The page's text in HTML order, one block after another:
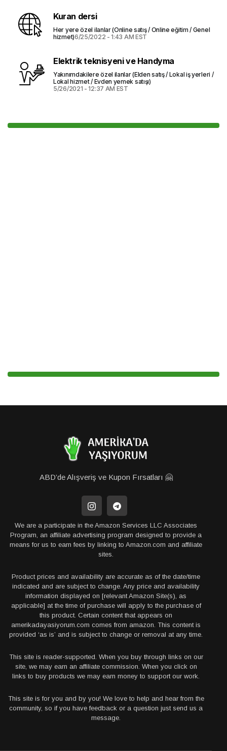
Kuran dersi
Her yere özel ilanlar (Online satış / Online eğitim / Genel
hizmet)6/25/2022 - 1:43 AM EST
Elektrik teknisyeni ve Handyma
Yakınımdakilere özel ilanlar (Elden satış / Lokal iş yerleri /
Lokal hizmet / Evden yemek satışı)
5/26/2021 - 12:37 AM EST
ABD’de Alışveriş ve Kupon Fırsatları 🤗
We are a participate in the Amazon Services LLC Associates
Program, an affiliate advertising program designed to provide a
means for us to earn fees by linking to Amazon.com and affiliate
sites.
Product prices and availability are accurate as of the date/time
indicated and are subject to change. Any price and availability
information displayed on [relevant Amazon Site(s), as
applicable] at the time of purchase will apply to the purchase of
this product. Certain content that appears on
amerikadayasiyorum.com comes from amazon. This content is
provided ‘as is’ and is subject to change or removal at any time.
This site is reader-supported. When you buy through links on our
site, we may earn an affiliate commission. When you click on
links to buy products we may earn money to support our work.
This site is for you and by you! We love to help and hear from the
community, so if you have feedback or a question just send us a
message.